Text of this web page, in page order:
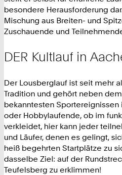
besondere Herausforderung
Mischung aus Breiten- und
Zuschauende und
DER Kultlauf in
Der Lousberglauf ist seit mehr
Tradition und gehört neben
bekanntesten Sportereignissen
oder Hobbylaufende, ob im
verkleidet, hier kann jeder
und Läufer, denen es gelingt,
heiß begehrten Startplätze zu
dasselbe Ziel: auf der
Teufelsberg zu erklimmen!